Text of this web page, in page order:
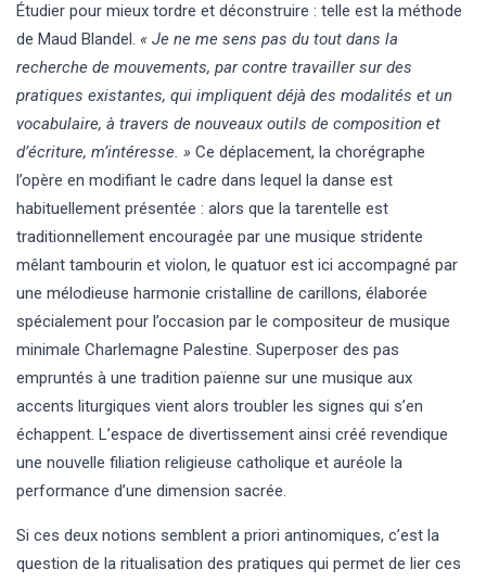
Étudier pour mieux tordre et déconstruire : telle est la méthode
de Maud Blandel. « Je ne me sens pas du tout dans la
recherche de mouvements, par contre travailler sur des
pratiques existantes, qui impliquent déjà des modalités et un
vocabulaire, à travers de nouveaux outils de composition et
d’écriture, m’intéresse. » Ce déplacement, la chorégraphe
l’opère en modifiant le cadre dans lequel la danse est
habituellement présentée : alors que la tarentelle est
traditionnellement encouragée par une musique stridente
mêlant tambourin et violon, le quatuor est ici accompagné par
une mélodieuse harmonie cristalline de carillons, élaborée
spécialement pour l’occasion par le compositeur de musique
minimale Charlemagne Palestine. Superposer des pas
empruntés à une tradition païenne sur une musique aux
accents liturgiques vient alors troubler les signes qui s’en
échappent. L’espace de divertissement ainsi créé revendique
une nouvelle filiation religieuse catholique et auréole la
performance d’une dimension sacrée.
Si ces deux notions semblent a priori antinomiques, c’est la
question de la ritualisation des pratiques qui permet de lier ces